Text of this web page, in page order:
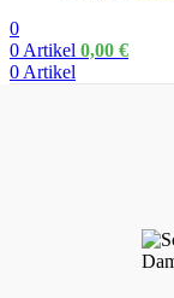
0
0 Artikel 0,00 €
0 Artikel